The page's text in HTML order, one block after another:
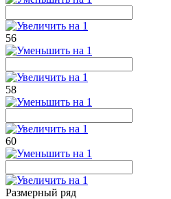
56
58
60
Размерный ряд